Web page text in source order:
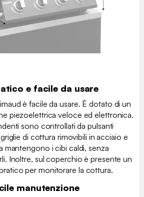
e facile da usare
è facile da usare. È dotato di un
piezoelettrica veloce ed elettronica.
sono controllati da pulsanti
di cottura rimovibili in acciaio e
mantengono i cibi caldi, senza
Inoltre, sul coperchio è presente un
per monitorare la cottura.
manutenzione